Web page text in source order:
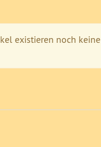
existieren noch keine